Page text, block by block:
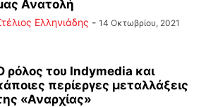
Ανατολή
Ελληνιάδης - 14 Οκτωβρίου, 2021
ρόλος του Indymedia και
περίεργες μεταλλάξεις
«Αναρχίας»